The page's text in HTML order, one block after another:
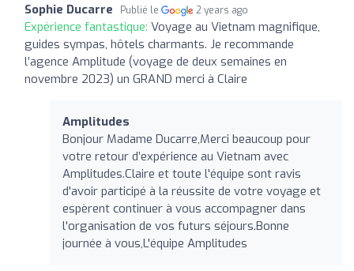
Sophie Ducarre Publié le 2 years ago
Expérience fantastique: Voyage au Vietnam magnifique,
guides sympas, hôtels charmants. Je recommande
l’agence Amplitude (voyage de deux semaines en
novembre 2023) un GRAND merci à Claire
Amplitudes
Bonjour Madame Ducarre,Merci beaucoup pour
votre retour d’expérience au Vietnam avec
Amplitudes.Claire et toute l'équipe sont ravis
d'avoir participé à la réussite de votre voyage et
espèrent continuer à vous accompagner dans
l'organisation de vos futurs séjours.Bonne
journée à vous,L'équipe Amplitudes